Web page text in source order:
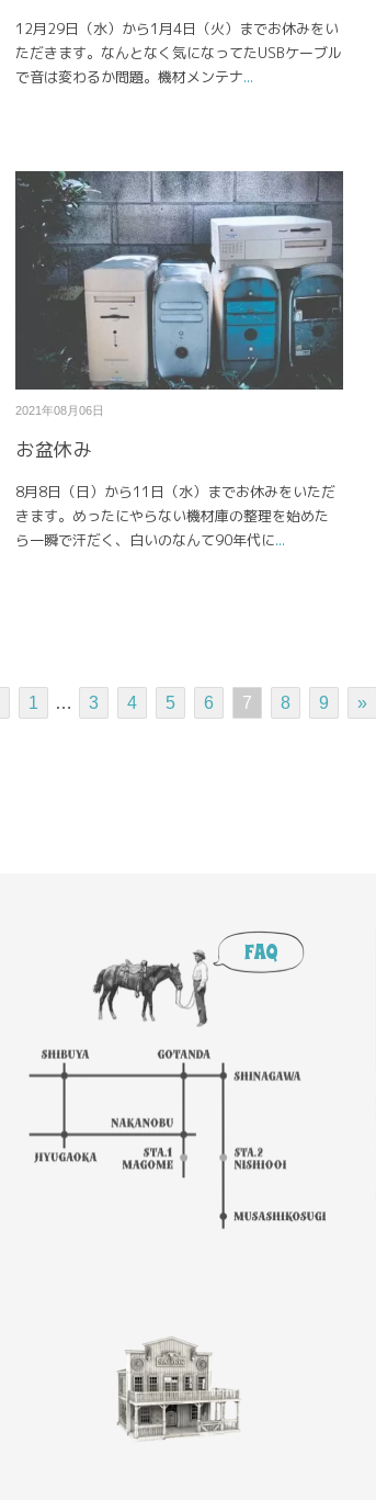
12月29日（水）から1月4日（火）までお休みをい
ただきます。なんとなく気になってたUSBケーブル
で音は変わるか問題。機材メンテナ...
2021年08月06日
お盆休み
8月8日（日）から11日（水）までお休みをいただ
きます。めったにやらない機材庫の整理を始めた
ら一瞬で汗だく、白いのなんて90年代に...
1 … 3 4 5 6 7 8 9 »
FAQ